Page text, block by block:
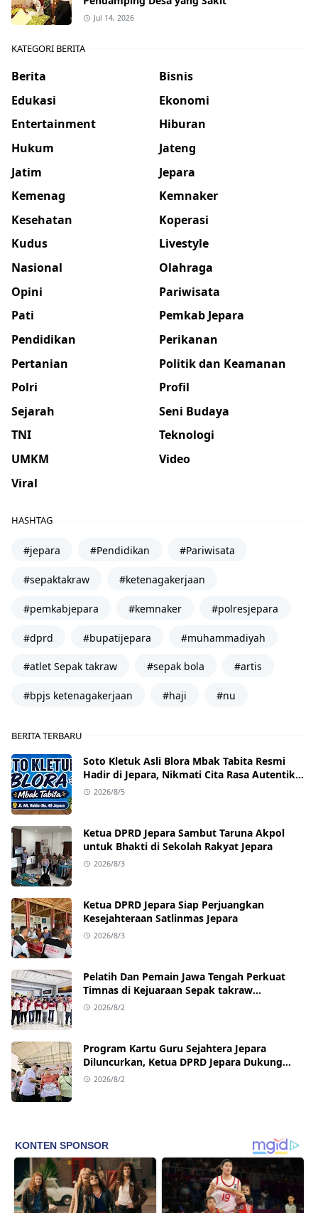
Jul 14, 2026
KATEGORI BERITA
Berita
Bisnis
Edukasi
Ekonomi
Entertainment
Hiburan
Hukum
Jateng
Jatim
Jepara
Kemenag
Kemnaker
Kesehatan
Koperasi
Kudus
Livestyle
Nasional
Olahraga
Opini
Pariwisata
Pati
Pemkab Jepara
Pendidikan
Perikanan
Pertanian
Politik dan Keamanan
Polri
Profil
Sejarah
Seni Budaya
TNI
Teknologi
UMKM
Video
Viral
HASHTAG
#jepara #Pendidikan #Pariwisata
#sepaktakraw #ketenagakerjaan
#pemkabjepara #kemnaker #polresjepara
#dprd #bupatijepara #muhammadiyah
#atlet Sepak takraw #sepak bola #artis
#bpjs ketenagakerjaan #haji #nu
BERITA TERBARU
Soto Kletuk Asli Blora Mbak Tabita Resmi
Hadir di Jepara, Nikmati Cita Rasa Autentik
Mulai Rp10 Ribu
2026/8/5
Ketua DPRD Jepara Sambut Taruna Akpol
untuk Bhakti di Sekolah Rakyat Jepara
2026/8/3
Ketua DPRD Jepara Siap Perjuangkan
Kesejahteraan Satlinmas Jepara
2026/8/3
Pelatih Dan Pemain Jawa Tengah Perkuat
Timnas di Kejuaraan Sepak takraw
Internasional
2026/8/2
Program Kartu Guru Sejahtera Jepara
Diluncurkan, Ketua DPRD Jepara Dukung
Kesejahteraan Guru
2026/8/2